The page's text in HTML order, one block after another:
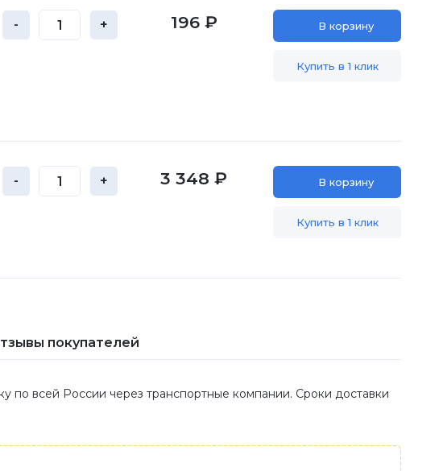
- + 196 ₽ В корзину
Купить в 1 клик
- + 3 348 ₽ В корзину
Купить в 1 клик
покупателей
по всей России через транспортные компании. Сроки доставки